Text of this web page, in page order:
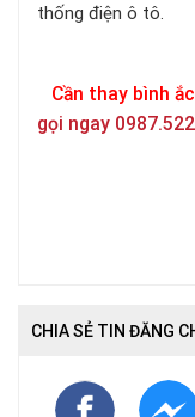
thống điện ô tô.
Cần thay bình
gọi ngay
CHIA SẺ TIN ĐĂNG